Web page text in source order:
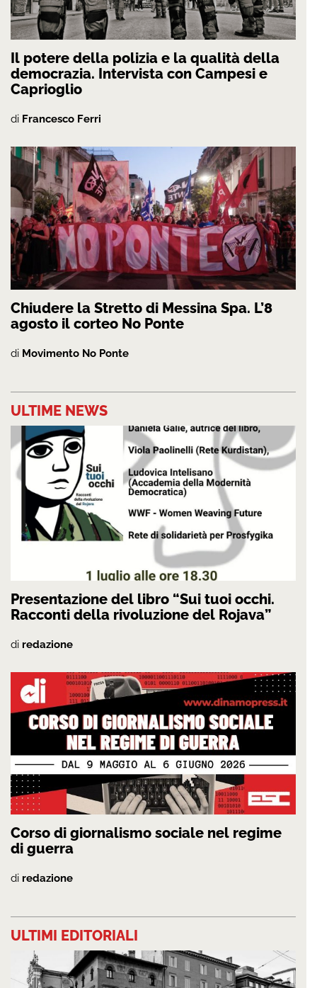
Il potere della polizia e la qualità della
democrazia. Intervista con Campesi e
Caprioglio
di Francesco Ferri
Chiudere la Stretto di Messina Spa. L’8
agosto il corteo No Ponte
di Movimento No Ponte
ULTIME NEWS
Presentazione del libro “Sui tuoi occhi.
Racconti della rivoluzione del Rojava”
di redazione
Corso di giornalismo sociale nel regime
di guerra
di redazione
ULTIMI EDITORIALI